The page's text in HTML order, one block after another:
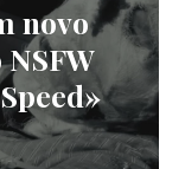
novo